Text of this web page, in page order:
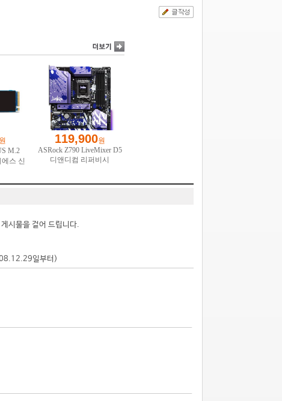
시물을 걸어 드립니다.
일부터)